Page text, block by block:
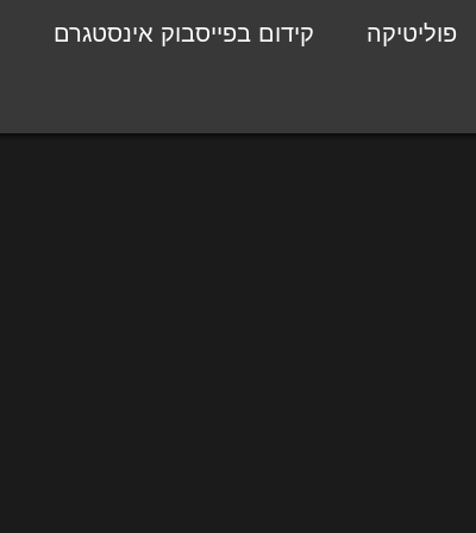
פוליטיקה קידום בפייסבוק אינסטגרם